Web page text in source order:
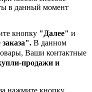
в данный момент
кнопку "Далее" и
В данном
Ваши контактные
продажи и
нажмите кнопку